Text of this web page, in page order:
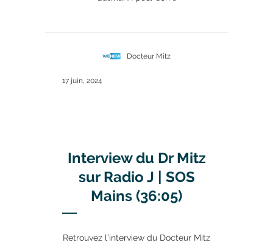
Docteur Mitz
17 juin, 2024
Interview du Dr Mitz
sur Radio J | SOS
Mains (36:05)
Retrouvez l’interview du Docteur Mitz